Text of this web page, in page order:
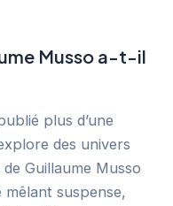
Musso a-t-il
plus d’une
des univers
Guillaume Musso
suspense,